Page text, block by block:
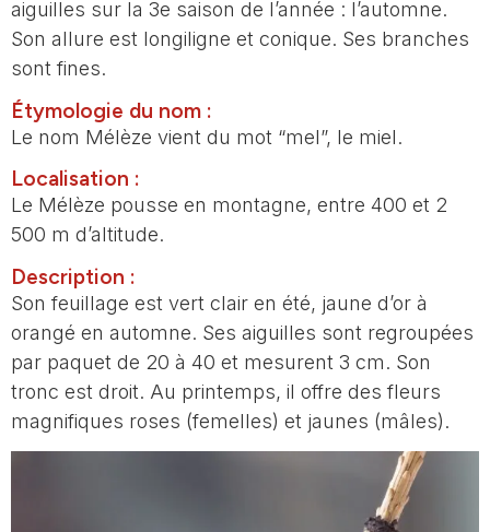
aiguilles sur la 3e saison de l’année : l’automne.
Son allure est longiligne et conique. Ses branches
sont fines.
Étymologie du nom :
Le nom Mélèze vient du mot “mel”, le miel.
Localisation :
Le Mélèze pousse en montagne, entre 400 et 2
500 m d’altitude.
Description :
Son feuillage est vert clair en été, jaune d’or à
orangé en automne. Ses aiguilles sont regroupées
par paquet de 20 à 40 et mesurent 3 cm. Son
tronc est droit. Au printemps, il offre des fleurs
magnifiques roses (femelles) et jaunes (mâles).